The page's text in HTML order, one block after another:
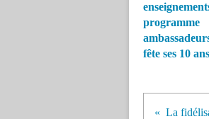
programme
fête ses 10 ans